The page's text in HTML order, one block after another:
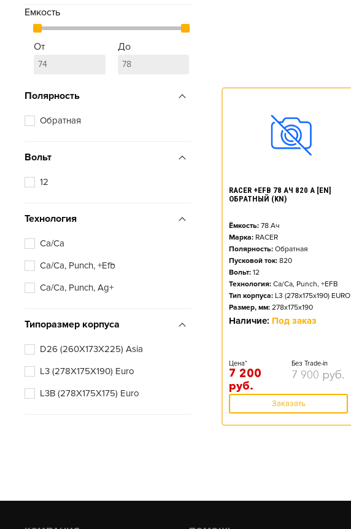
Емкость
От До
Полярность
Обратная
Вольт
12
Технология
Ca/Ca
Ca/Ca, Punch, +Efb
Ca/Ca, Punch, Ag+
Типоразмер корпуса
D26 (260X173X225) Asia
L3 (278X175X190) Euro
L3B (278X175X175) Euro
RACER +EFB 78 АЧ 820 А [EN]
ОБРАТНЫЙ (KN)
Ёмкость: 78 Ач
Марка: RACER
Полярность: Обратная
Пусковой ток: 820
Вольт: 12
Технология: Ca/Ca, Punch, +EFB
Тип корпуса: L3 (278x175x190) EURO
Размер, мм: 278x175x190
Наличие: Под заказ
Цена*
7 200
руб.
Без Trade-in
7 900 руб.
Заказать